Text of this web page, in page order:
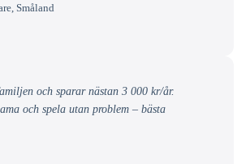
Småland
och sparar nästan 3 000 kr/år.
och spela utan problem – bästa